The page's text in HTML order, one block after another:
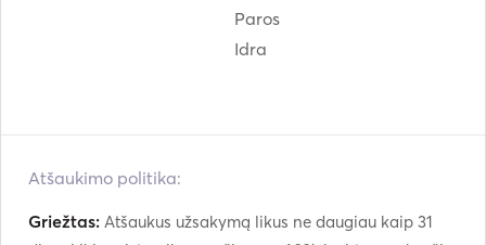
Paros
Idra
Atšaukimo politika:
Griežtas: Atšaukus užsakymą likus ne daugiau kaip 31